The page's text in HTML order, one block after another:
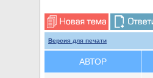
Версия для печати
АВТОР